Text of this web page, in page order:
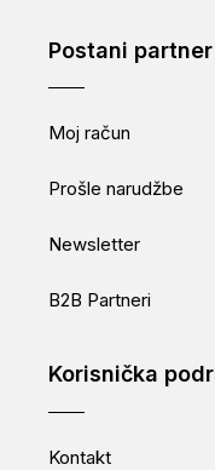
Postani partner
Moj račun
Prošle narudžbe
Newsletter
B2B Partneri
Korisnička
Kontakt